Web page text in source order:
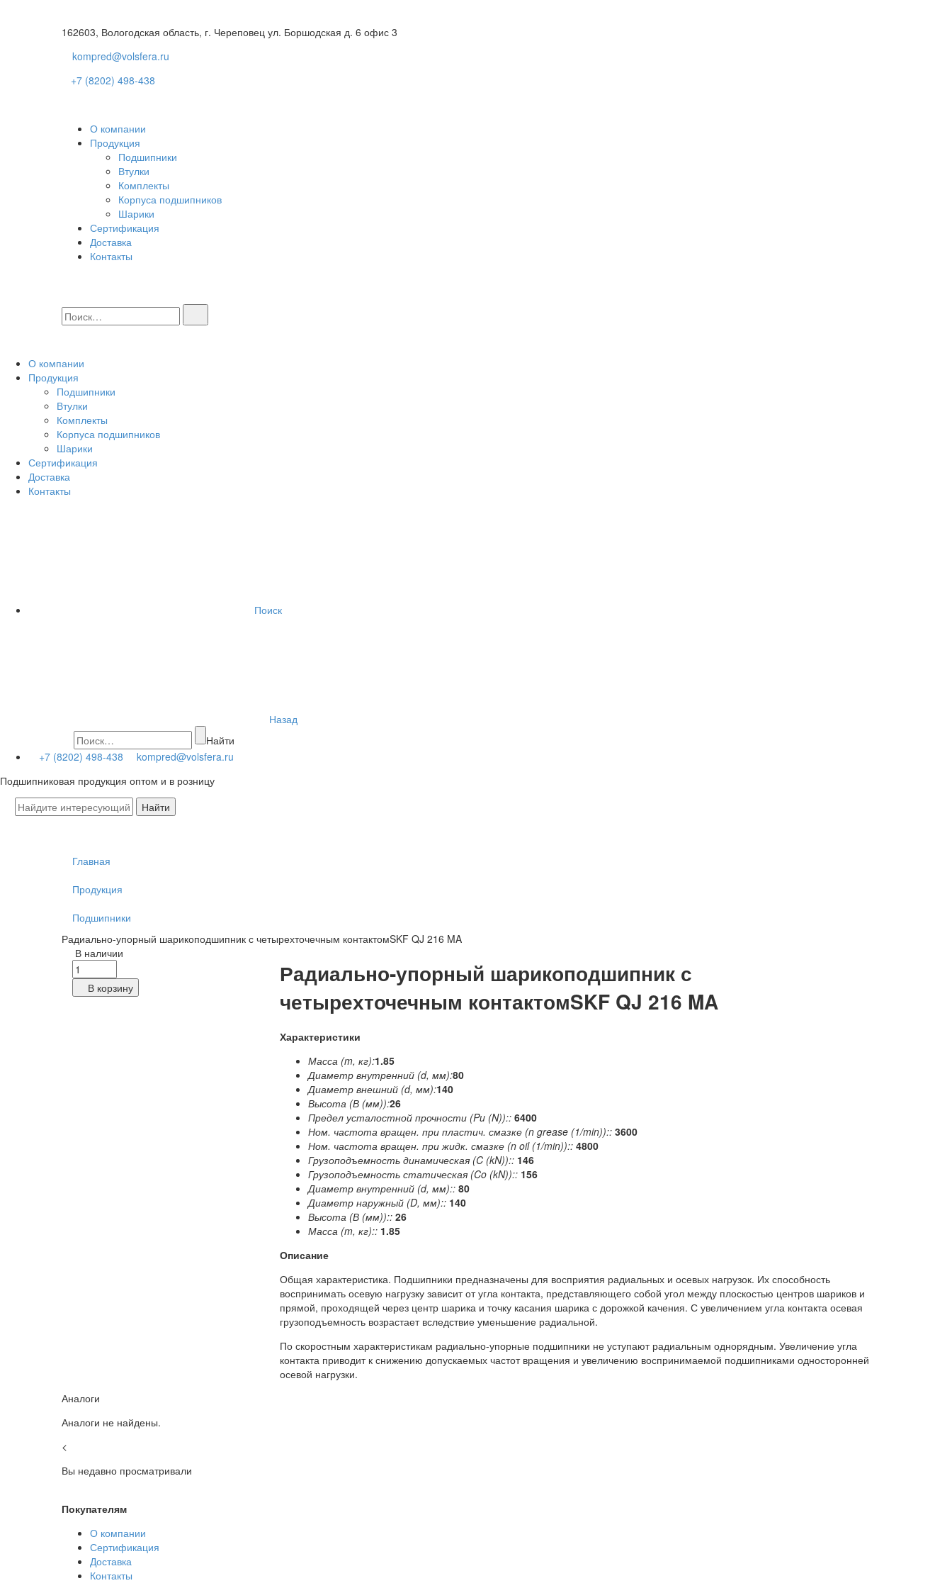
162603, Вологодская область, г. Череповец ул. Боршодская д. 6 офис 3
kompred@volsfera.ru
+7 (8202) 498-438
О компании
Продукция
Подшипники
Втулки
Комплекты
Корпуса подшипников
Шарики
Сертификация
Доставка
Контакты
О компании
Продукция
Подшипники
Втулки
Комплекты
Корпуса подшипников
Шарики
Сертификация
Доставка
Контакты
Поиск
Назад
Найти
+7 (8202) 498-438
kompred@volsfera.ru
Подшипниковая продукция оптом и в розницу
Главная
Продукция
Подшипники
Радиально-упорный шарикоподшипник с четырехточечным контактомSKF QJ 216 MA
В наличии
В корзину
Радиально-упорный шарикоподшипник с
четырехточечным контактомSKF QJ 216 MA
Характеристики
Масса (m, кг):1.85
Диаметр внутренний (d, мм):80
Диаметр внешний (d, мм):140
Высота (В (мм)):26
Предел усталостной прочности (Pu (N)):: 6400
Ном. частота вращен. при пластич. смазке (n grease (1/min)):: 3600
Ном. частота вращен. при жидк. смазке (n oil (1/min)):: 4800
Грузоподъемность динамическая (C (kN)):: 146
Грузоподъемность статическая (Co (kN)):: 156
Диаметр внутренний (d, мм):: 80
Диаметр наружный (D, мм):: 140
Высота (В (мм)):: 26
Масса (m, кг):: 1.85
Описание
Общая характеристика. Подшипники предназначены для восприятия радиальных и осевых нагрузок. Их способность
воспринимать осевую нагрузку зависит от угла контакта, представляющего собой угол между плоскостью центров шариков и
прямой, проходящей через центр шарика и точку касания шарика с дорожкой качения. С увеличением угла контакта осевая
грузоподъемность возрастает вследствие уменьшение радиальной.
По скоростным характеристикам радиально-упорные подшипники не уступают радиальным однорядным. Увеличение угла
контакта приводит к снижению допускаемых частот вращения и увеличению воспринимаемой подшипниками односторонней
осевой нагрузки.
Аналоги
Аналоги не найдены.
<
Вы недавно просматривали
Покупателям
О компании
Сертификация
Доставка
Контакты